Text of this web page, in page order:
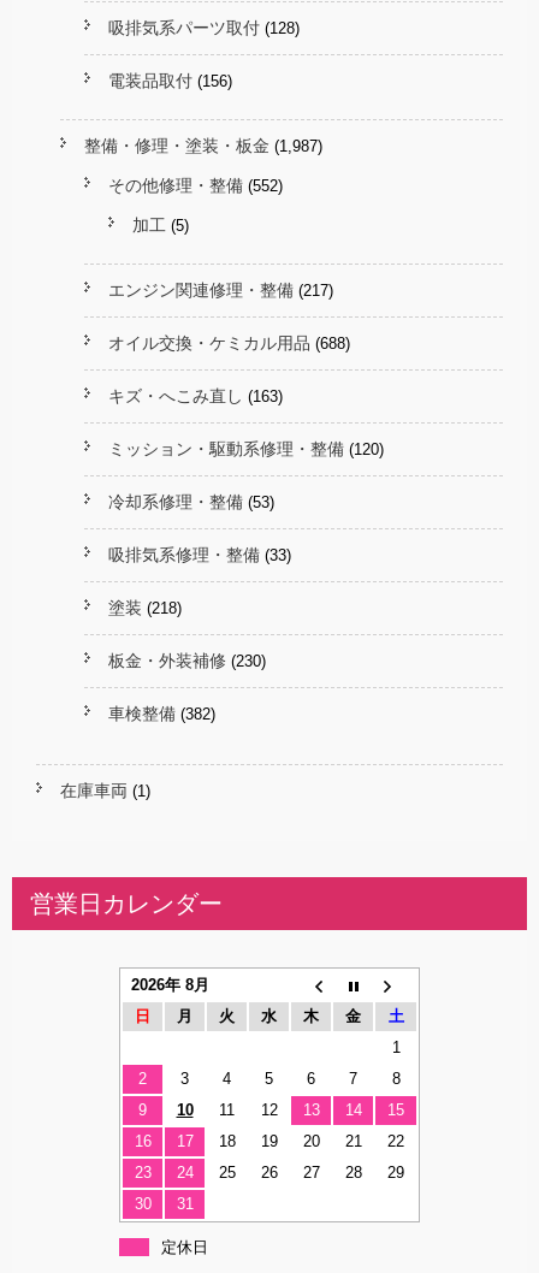
吸排気系パーツ取付 (128)
電装品取付 (156)
整備・修理・塗装・板金 (1,987)
その他修理・整備 (552)
加工 (5)
エンジン関連修理・整備 (217)
オイル交換・ケミカル用品 (688)
キズ・へこみ直し (163)
ミッション・駆動系修理・整備 (120)
冷却系修理・整備 (53)
吸排気系修理・整備 (33)
塗装 (218)
板金・外装補修 (230)
車検整備 (382)
在庫車両 (1)
営業日カレンダー
2026年 8月
日
月 火 水 木 金
土
1
2
3 4 5 6 7
8
9
10 11 12 13 14
15
16
17 18 19 20 21
22
23
24 25 26 27 28
29
30
31
定休日